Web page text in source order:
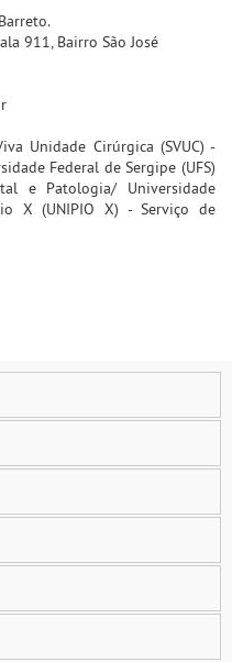
911, Bairro São José
Unidade Cirúrgica (SVUC) -
Federal de Sergipe (UFS)
e Patologia/ Universidade
X (UNIPIO X) - Serviço de